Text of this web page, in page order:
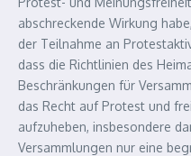
abschreckende Wirkung
der Teilnahme an
dass die Richtlinien des
Beschränkungen für
das Recht auf Protest und
aufzuheben, insbesondere
Versammlungen nur eine